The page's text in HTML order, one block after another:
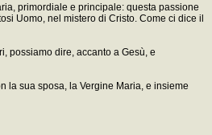
primordiale e principale: questa passione
Uomo, nel mistero di Cristo. Come ci dice il
possiamo dire, accanto a Gesù, e
la sua sposa, la Vergine Maria, e insieme